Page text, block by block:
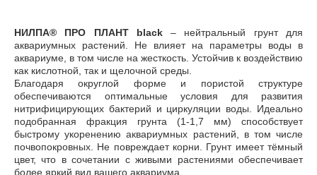
НИЛПА® ПРО ПЛАНТ black– нейтральный грунт для
аквариумных растений. Не влияет на параметры воды в
аквариуме, в том числе на жесткость. Устойчив к воздействию
как кислотной, так и щелочной среды.
Благодаря округлой форме и пористой структуре
обеспечиваются оптимальные условия для развития
нитрифицирующих бактерий и циркуляции воды. Идеально
подобранная фракция грунта (1-1,7 мм) способствует
быстрому укоренению аквариумных растений, в том числе
почвопокровных. Не повреждает корни. Грунт имеет тёмный
цвет, что в сочетании с живыми растениями обеспечивает
более яркий вид вашего аквариума.